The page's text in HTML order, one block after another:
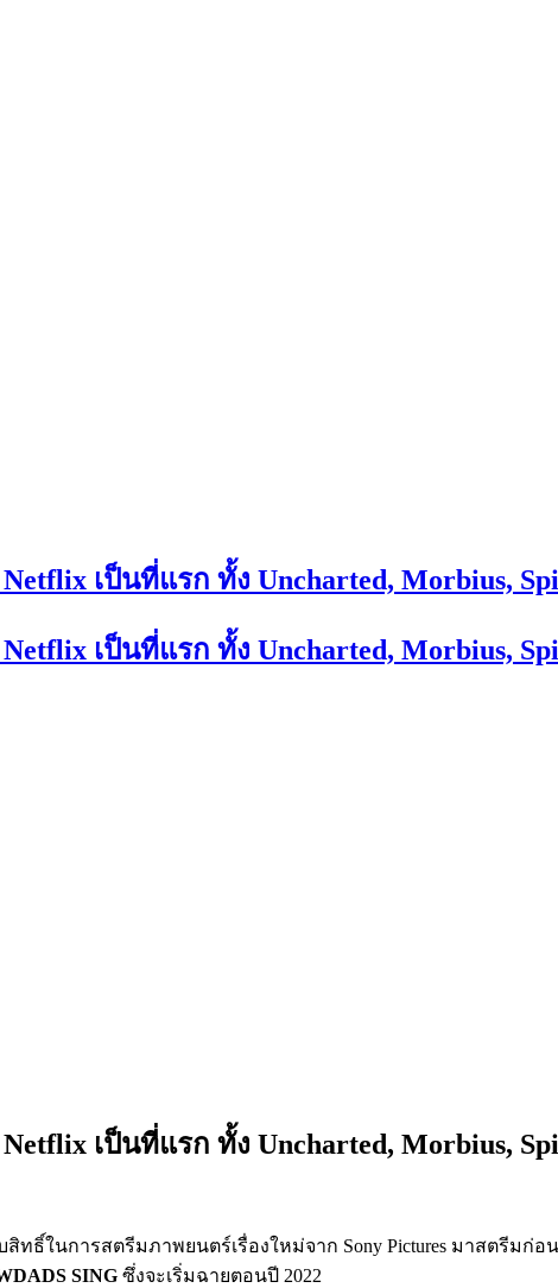
เป็นที่แรก ทั้ง Uncharted, Morbius,
เป็นที่แรก ทั้ง Uncharted, Morbius,
เป็นที่แรก ทั้ง Uncharted, Morbius,
ทธิ์ในการสตรีมภาพยนตร์เรื่องใหม่จาก Sony Pictures มาสตรีมก่อ
SING ซึ่งจะเริ่มฉายตอนปี 2022